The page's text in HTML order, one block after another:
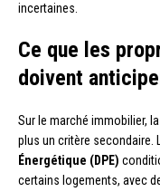
incertaines.
Ce que les
doivent
Sur le marché immobilier,
plus un critère secondaire.
Énergétique (DPE)
certains logements, avec